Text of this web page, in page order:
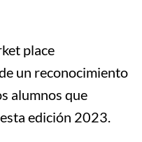
place
un reconocimiento
alumnos que
edición 2023.